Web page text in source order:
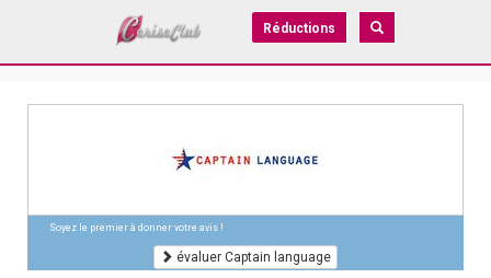
Réductions
Soyez le premier à donner votre avis !
évaluer Captain language